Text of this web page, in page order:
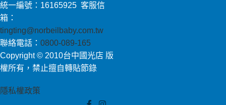
統一編號：16165925 客服信
箱：
tingting@norbeilbaby.com.tw
聯絡電話： 0800-089-165
Copyright © 2010台中國光店 版
權所有，禁止擅自轉貼節錄
隱私權政策